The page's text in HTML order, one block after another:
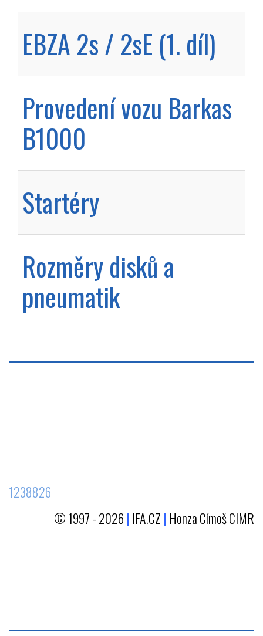
EBZA 2s / 2sE (1. díl)
Provedení vozu Barkas
B1000
Startéry
Rozměry disků a
pneumatik
1238826
© 1997 - 2026| IFA.CZ| Honza Címoš CIMR